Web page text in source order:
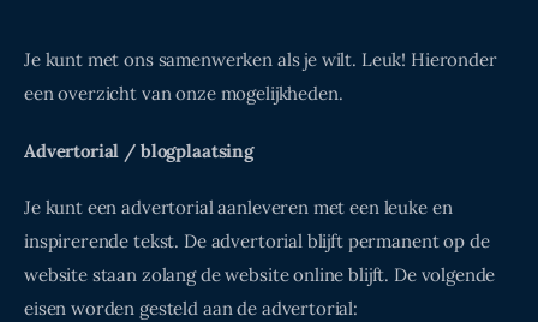
Je kunt met ons samenwerken als je wilt. Leuk! Hieronder
een overzicht van onze mogelijkheden.
Advertorial / blogplaatsing
Je kunt een advertorial aanleveren met een leuke en
inspirerende tekst. De advertorial blijft permanent op de
website staan zolang de website online blijft. De volgende
eisen worden gesteld aan de advertorial: